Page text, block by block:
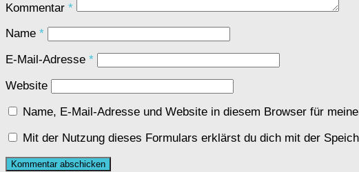
Kommentar *
Name *
E-Mail-Adresse *
Website
Name, E-Mail-Adresse und Website in diesem Browser für
Mit der Nutzung dieses Formulars erklärst du dich mit der